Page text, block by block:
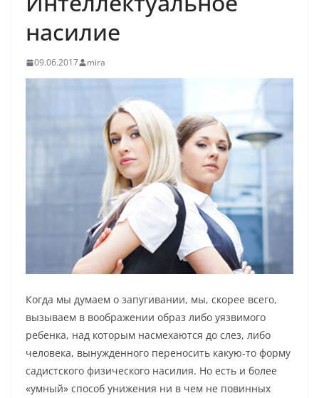
насилие
09.06.2017 mira
Когда мы думаем о запугивании, мы, скорее всего,
вызываем в воображении образ либо уязвимого
ребенка, над которым насмехаются до слез, либо
человека, вынужденного переносить какую-то форму
садистского физического насилия. Но есть и более
«умный» способ унижения ни в чем не повинных